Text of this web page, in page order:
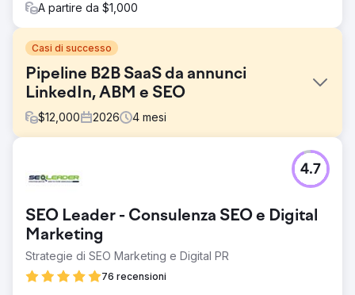
A partire da $1,000
Casi di successo
Pipeline B2B SaaS da annunci
LinkedIn, ABM e SEO
$12,000 2026 4 mesi
Un'azienda B2B SaaS specializzata in analisi della forza
organico nei risultati di ricerca non includeva nessuna
parola chiave ad alto intento di acquisto, le campagne
LinkedIn Ads generavano clic ma nessuna demo e non
era stata implementata una strategia di account-based
marketing. La pipeline generata dal marketing contribuiva
SEO Leader - Consulenza SEO e Digital
Marketing
Strategie di SEO Marketing e Digital PR
76 recensioni
4.7